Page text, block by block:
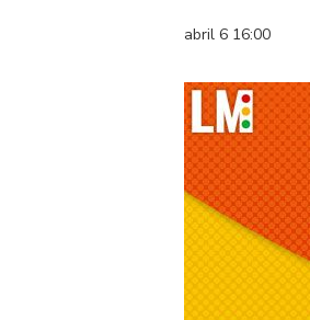
abril 6 16:00